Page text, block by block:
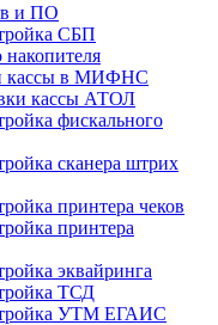
и ПО
СБП
накопителя
кассы в МИФНС
кассы АТОЛ
фискального
сканера штрих
принтера чеков
принтера
эквайринга
ТСД
УТМ ЕГАИС